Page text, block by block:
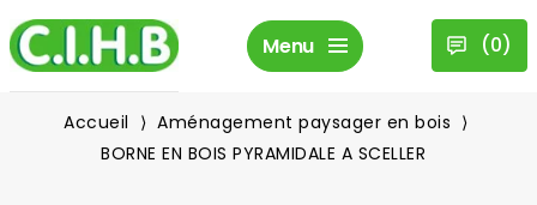
Menu (0)
Accueil
Aménagement paysager en bois
BORNE EN BOIS PYRAMIDALE A SCELLER